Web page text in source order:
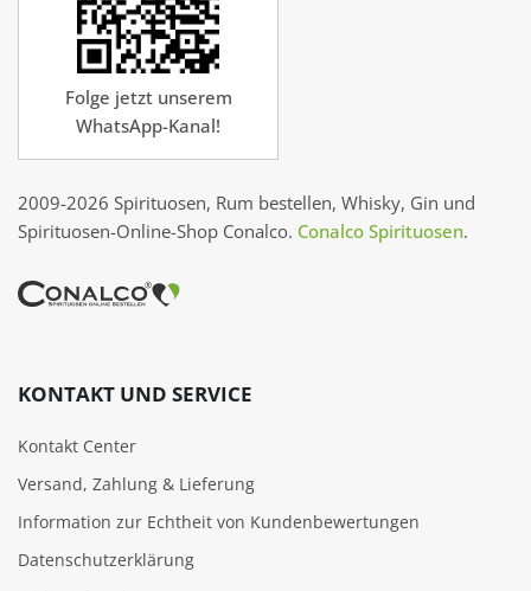
Folge jetzt unserem
WhatsApp-Kanal!
2009-2026 Spirituosen, Rum bestellen, Whisky, Gin und
Spirituosen-Online-Shop Conalco. Conalco Spirituosen.
KONTAKT UND SERVICE
Kontakt Center
Versand, Zahlung & Lieferung
Information zur Echtheit von Kundenbewertungen
Datenschutzerklärung